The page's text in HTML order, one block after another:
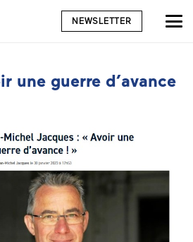
NEWSLETTER
une guerre d’avance